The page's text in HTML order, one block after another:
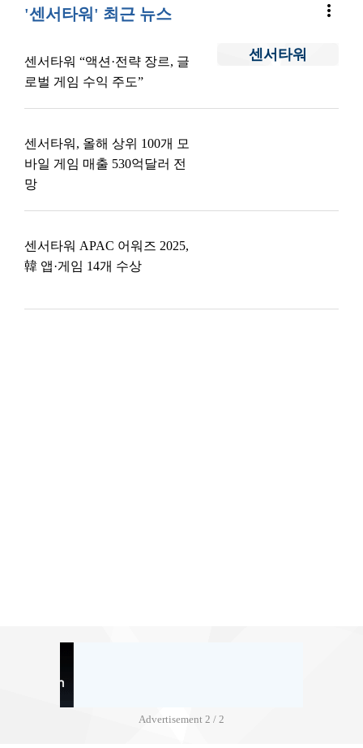
'센서타워' 최근 뉴스 more_vert
센서타워
센서타워 “액션·전략 장르, 글
로벌 게임 수익 주도”
센서타워, 올해 상위 100개 모
바일 게임 매출 530억달러 전
망
센서타워 APAC 어워즈 2025,
韓 앱·게임 14개 수상
Advertisement 2 / 2